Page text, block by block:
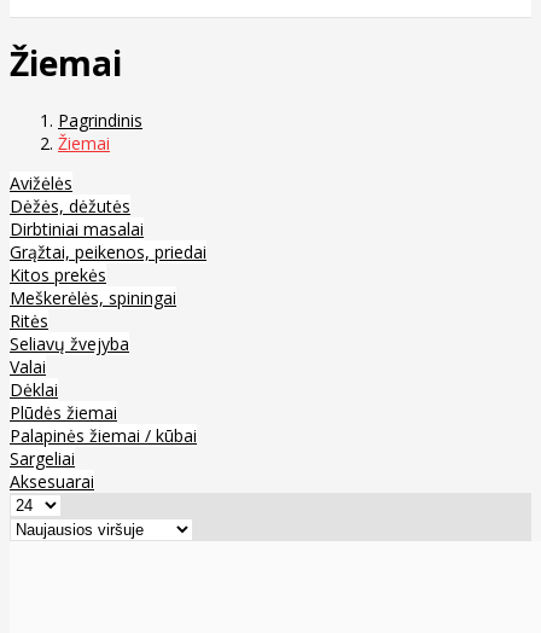
Žiemai
Pagrindinis
Žiemai
Avižėlės
Dėžės, dėžutės
Dirbtiniai masalai
Grąžtai, peikenos, priedai
Kitos prekės
Meškerėlės, spiningai
Ritės
Seliavų žvejyba
Valai
Dėklai
Plūdės žiemai
Palapinės žiemai / kūbai
Sargeliai
Aksesuarai